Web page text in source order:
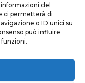
del
ci permetterà di
o ID unici su
può influire